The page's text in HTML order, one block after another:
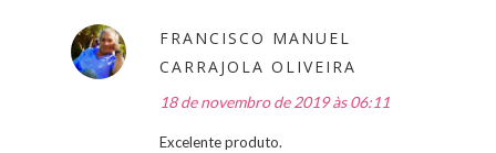
FRANCISCO MANUEL
CARRAJOLA OLIVEIRA
18 de novembro de 2019 às 06:11
Excelente produto.